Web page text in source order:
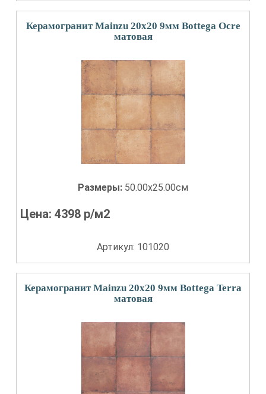
Керамогранит Mainzu 20x20 9мм Bottega Ocre
матовая
Размеры: 50.00x25.00см
Цена:4398 р/м2
Артикул: 101020
Керамогранит Mainzu 20x20 9мм Bottega Terra
матовая